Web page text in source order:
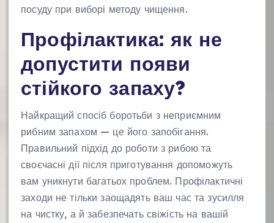
посуду при виборі методу чищення.
Профілактика: як не
допустити появи
стійкого запаху?
Найкращий спосіб боротьби з неприємним
рибним запахом — це його запобігання.
Правильний підхід до роботи з рибою та
своєчасні дії після приготування допоможуть
вам уникнути багатьох проблем. Профілактичні
заходи не тільки заощадять ваш час та зусилля
на чистку, а й забезпечать свіжість на вашій